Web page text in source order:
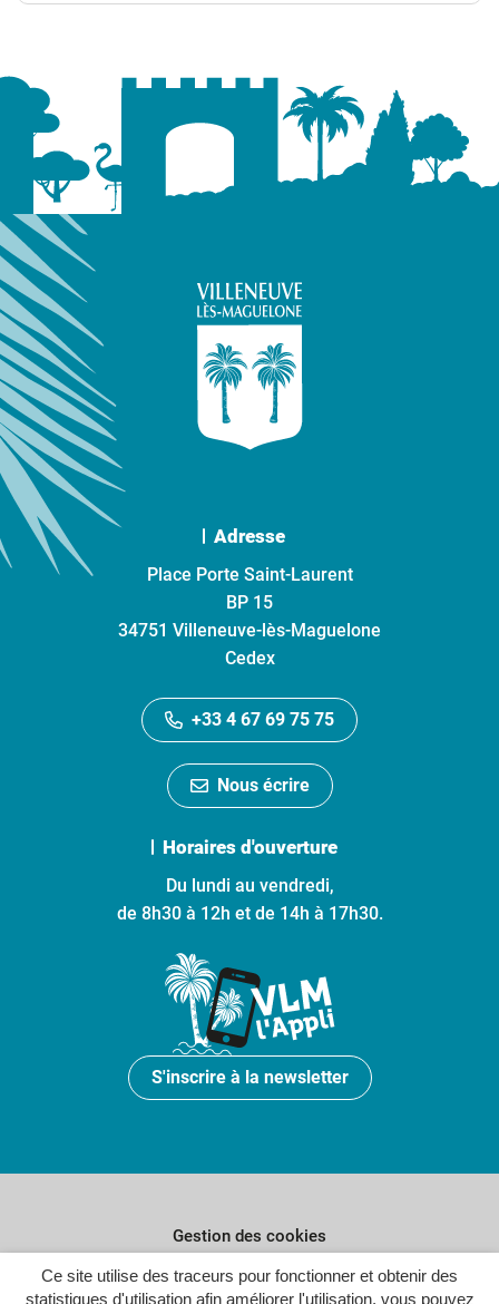
Ce site utilise des traceurs pour fonctionner et obtenir des
statistiques d'utilisation afin améliorer l'utilisation, vous pouvez
Adresse
Place Porte Saint-Laurent
BP 15
34751 Villeneuve-lès-Maguelone
Cedex
+33 4 67 69 75 75
Nous écrire
Horaires d'ouverture
Du lundi au vendredi,
de 8h30 à 12h et de 14h à 17h30.
S'inscrire à la newsletter
Gestion des cookies
Plan du site